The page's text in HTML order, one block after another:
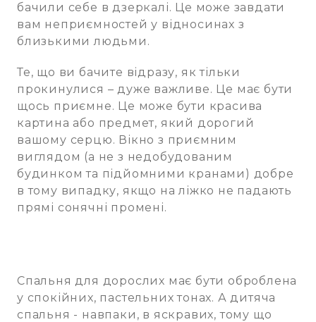
бачили себе в дзеркалі. Це може завдати
вам неприємностей у відносинах з
близькими людьми.
Те, що ви бачите відразу, як тільки
прокинулися – дуже важливе. Це має бути
щось приємне. Це може бути красива
картина або предмет, який дорогий
вашому серцю. Вікно з приємним
виглядом (а не з недобудованим
будинком та підйомними кранами) добре
в тому випадку, якщо на ліжко не падають
прямі сонячні промені.
Спальня для дорослих має бути оброблена
у спокійних, пастельних тонах. А дитяча
спальня - навпаки, в яскравих, тому що